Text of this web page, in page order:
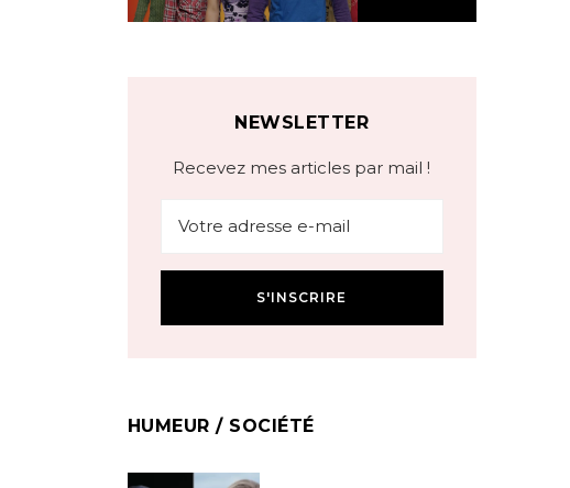
NEWSLETTER
Recevez mes articles par mail !
HUMEUR / SOCIÉTÉ